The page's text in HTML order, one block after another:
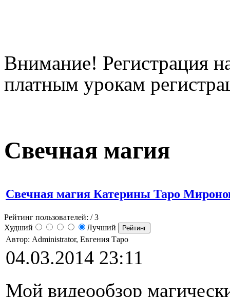
Внимание! Регистрация
платным урокам
Свечная магия
Свечная магия Катерины Таро
Рейтинг пользователей: / 3
Худший
Лучший
Автор: Administrator, Евгения Таро
04.03.2014 23:11
Мой видеообзор